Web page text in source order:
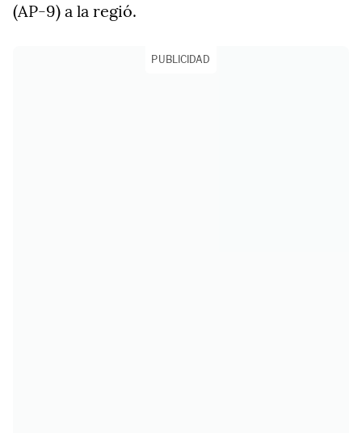
(AP-9) a la regió.
PUBLICIDAD